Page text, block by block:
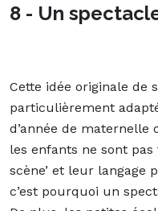
8 - Un
Cette idée originale de
particulièrement
d’année de maternelle
les enfants ne sont
scène’ et leur langage
c’est pourquoi un